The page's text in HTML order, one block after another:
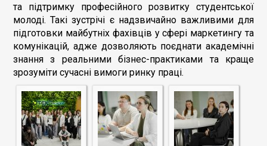
та підтримку професійного розвитку студентської
молоді. Такі зустрічі є надзвичайно важливими для
підготовки майбутніх фахівців у сфері маркетингу та
комунікацій, адже дозволяють поєднати академічні
знання з реальними бізнес-практиками та краще
зрозуміти сучасні вимоги ринку праці.